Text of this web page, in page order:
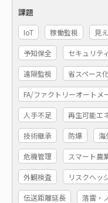
課題
IoT 稼働監視 見
予知保全 セキュリティ
遠隔監視 省スペース化
FA/ファクトリーオートメ
人手不足 再生可能エ
技術継承 防爆 海
危機管理 スマート農
外観検査 リスクヘッ
伝送距離延長 落雷・